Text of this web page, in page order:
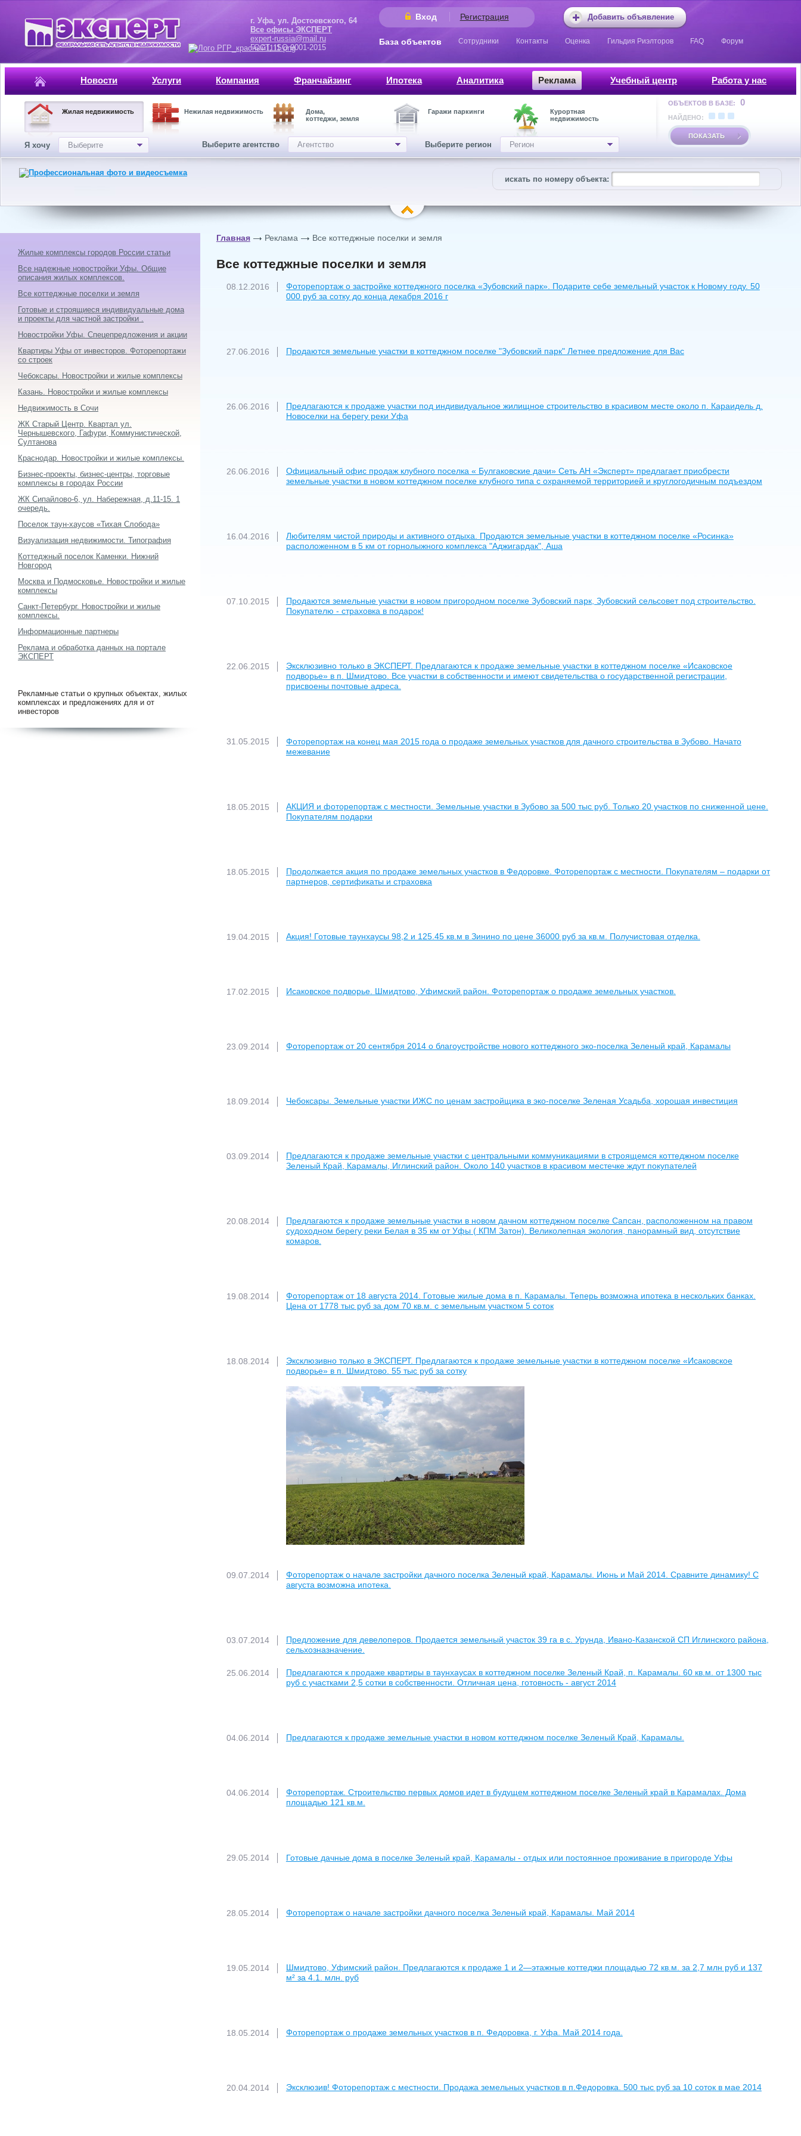
Добавить объявление
Вход Регистрация
г. Уфа, ул. Достоевского, 64
Все офисы ЭКСПЕРТ
expert-russia@mail.ru
ГОСТ, ISO 9001-2015
База объектов Сотрудники Контакты Оценка Гильдия Риэлторов FAQ Форум
Новости Услуги Компания Франчайзинг Ипотека Аналитика Реклама Учебный центр Работа у нас
Жилая недвижимость Нежилая недвижимость
Дома,
коттеджи, земля
Гаражи паркинги
Курортная
недвижимость
Я хочу Выберите Выберите агентство Агентство Выберите регион Регион
ОБЪЕКТОВ В БАЗЕ: 0
НАЙДЕНО:
ПОКАЗАТЬ
искать по номеру объекта:
Главная Реклама Все коттеджные поселки и земля
Все коттеджные поселки и земля
08.12.2016
Фоторепортаж о застройке коттеджного поселка «Зубовский парк». Подарите себе земельный участок к Новому году. 50
000 руб за сотку до конца декабря 2016 г
27.06.2016 Продаются земельные участки в коттеджном поселке "Зубовский парк" Летнее предложение для Вас
26.06.2016
Предлагаются к продаже участки под индивидуальное жилищное строительство в красивом месте около п. Караидель д.
Новоселки на берегу реки Уфа
26.06.2016
Официальный офис продаж клубного поселка « Булгаковские дачи» Сеть АН «Эксперт» предлагает приобрести
земельные участки в новом коттеджном поселке клубного типа с охраняемой территорией и круглогодичным подъездом
16.04.2016
Любителям чистой природы и активного отдыха. Продаются земельные участки в коттеджном поселке «Росинка»
расположенном в 5 км от горнолыжного комплекса "Аджигардак", Аша
07.10.2015
Продаются земельные участки в новом пригородном поселке Зубовский парк, Зубовский сельсовет под строительство.
Покупателю - страховка в подарок!
22.06.2015
Эксклюзивно только в ЭКСПЕРТ. Предлагаются к продаже земельные участки в коттеджном поселке «Исаковское
подворье» в п. Шмидтово. Все участки в собственности и имеют свидетельства о государственной регистрации,
присвоены почтовые адреса.
31.05.2015
Фоторепортаж на конец мая 2015 года о продаже земельных участков для дачного строительства в Зубово. Начато
межевание
18.05.2015
АКЦИЯ и фоторепортаж с местности. Земельные участки в Зубово за 500 тыс руб. Только 20 участков по сниженной цене.
Покупателям подарки
18.05.2015
Продолжается акция по продаже земельных участков в Федоровке. Фоторепортаж с местности. Покупателям – подарки от
партнеров, сертификаты и страховка
19.04.2015 Акция! Готовые таунхаусы 98,2 и 125.45 кв.м в Зинино по цене 36000 руб за кв.м. Получистовая отделка.
17.02.2015 Исаковское подворье. Шмидтово, Уфимский район. Фоторепортаж о продаже земельных участков.
23.09.2014 Фоторепортаж от 20 сентября 2014 о благоустройстве нового коттеджного эко-поселка Зеленый край, Карамалы
18.09.2014 Чебоксары. Земельные участки ИЖС по ценам застройщика в эко-поселке Зеленая Усадьба, хорошая инвестиция
03.09.2014
Предлагаются к продаже земельные участки с центральными коммуникациями в строящемся коттеджном поселке
Зеленый Край, Карамалы, Иглинский район. Около 140 участков в красивом местечке ждут покупателей
20.08.2014
Предлагаются к продаже земельные участки в новом дачном коттеджном поселке Сапсан, расположенном на правом
судоходном берегу реки Белая в 35 км от Уфы ( КПМ Затон). Великолепная экология, панорамный вид, отсутствие
комаров.
19.08.2014
Фоторепортаж от 18 августа 2014. Готовые жилые дома в п. Карамалы. Теперь возможна ипотека в нескольких банках.
Цена от 1778 тыс руб за дом 70 кв.м. с земельным участком 5 соток
18.08.2014
Эксклюзивно только в ЭКСПЕРТ. Предлагаются к продаже земельные участки в коттеджном поселке «Исаковское
подворье» в п. Шмидтово. 55 тыс руб за сотку
09.07.2014
Фоторепортаж о начале застройки дачного поселка Зеленый край, Карамалы. Июнь и Май 2014. Сравните динамику! С
августа возможна ипотека.
03.07.2014
Предложение для девелоперов. Продается земельный участок 39 га в с. Урунда, Ивано-Казанской СП Иглинского района,
сельхозназначение.
25.06.2014
Предлагаются к продаже квартиры в таунхаусах в коттеджном поселке Зеленый Край, п. Карамалы. 60 кв.м. от 1300 тыс
руб с участками 2,5 сотки в собственности. Отличная цена, готовность - август 2014
04.06.2014 Предлагаются к продаже земельные участки в новом коттеджном поселке Зеленый Край, Карамалы.
04.06.2014
Фоторепортаж. Строительство первых домов идет в будущем коттеджном поселке Зеленый край в Карамалах. Дома
площадью 121 кв.м.
29.05.2014 Готовые дачные дома в поселке Зеленый край, Карамалы - отдых или постоянное проживание в пригороде Уфы
28.05.2014 Фоторепортаж о начале застройки дачного поселка Зеленый край, Карамалы. Май 2014
19.05.2014
Шмидтово, Уфимский район. Предлагаются к продаже 1 и 2—этажные коттеджи площадью 72 кв.м. за 2,7 млн руб и 137
м² за 4.1. млн. руб
18.05.2014 Фоторепортаж о продаже земельных участков в п. Федоровка, г. Уфа. Май 2014 года.
20.04.2014 Эксклюзив! Фоторепортаж с местности. Продажа земельных участков в п.Федоровка. 500 тыс руб за 10 соток в мае 2014
Жилые комплексы городов России статьи
Все надежные новостройки Уфы. Общие
описания жилых комплексов.
Все коттеджные поселки и земля
Готовые и строящиеся индивидуальные дома
и проекты для частной застройки .
Новостройки Уфы. Спецепредложения и акции
Квартиры Уфы от инвесторов. Фоторепортажи
со строек
Чебоксары. Новостройки и жилые комплексы
Казань. Новостройки и жилые комплексы
Недвижимость в Сочи
ЖК Старый Центр. Квартал ул.
Чернышевского, Гафури, Коммунистической,
Султанова
Краснодар. Новостройки и жилые комплексы.
Бизнес-проекты, бизнес-центры, торговые
комплексы в городах России
ЖК Сипайлово-6, ул. Набережная, д.11-15. 1
очередь.
Поселок таун-хаусов «Тихая Слобода»
Визуализация недвижимости. Типография
Коттеджный поселок Каменки. Нижний
Новгород
Москва и Подмосковье. Новостройки и жилые
комплексы
Санкт-Петербург. Новостройки и жилые
комплексы.
Информационные партнеры
Реклама и обработка данных на портале
ЭКСПЕРТ
Рекламные статьи о крупных объектах, жилых
комплексах и предложениях для и от
инвесторов